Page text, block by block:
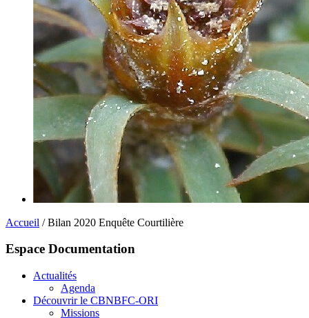
Accueil / Bilan 2020 Enquête Courtilière
Espace Documentation
Actualités
Agenda
Découvrir le CBNBFC-ORI
Missions